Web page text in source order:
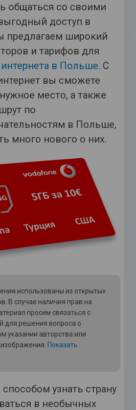
общаться со своими
доступ в
предлагаем широкий
и тарифов для
в Польше. С
вы сможете
место, а также
по
в Польше,
много нового о них.
использованы из открытых
В случае наличия прав на
просим связаться с
для решения вопроса о
указании авторства или
Показать
узнать страну
в необычных